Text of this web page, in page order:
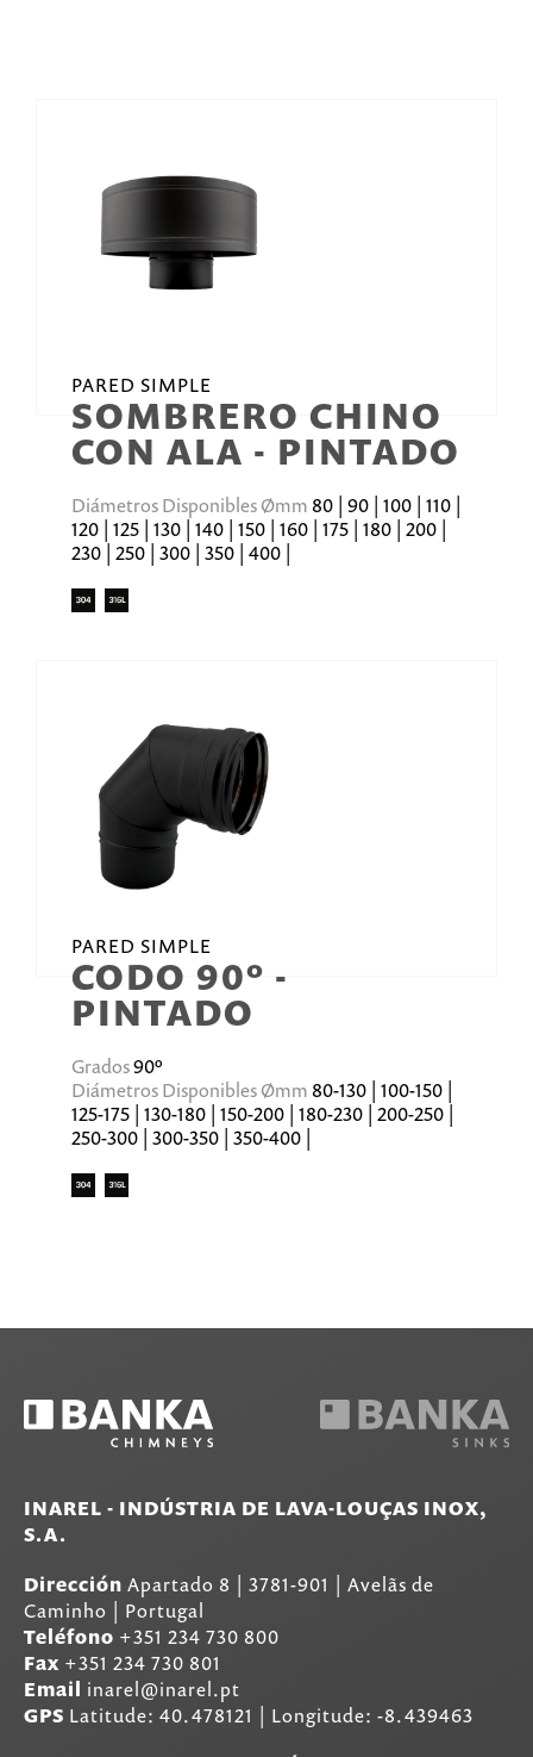
PARED SIMPLE
SOMBRERO CHINO
CON ALA - PINTADO
Diámetros Disponibles Ømm 80 | 90 | 100 | 110 |
120 | 125 | 130 | 140 | 150 | 160 | 175 | 180 | 200 |
230 | 250 | 300 | 350 | 400 |
PARED SIMPLE
CODO 90º -
PINTADO
Grados90º
Diámetros Disponibles Ømm 80-130 | 100-150 |
125-175 | 130-180 | 150-200 | 180-230 | 200-250 |
250-300 | 300-350 | 350-400 |
INAREL - INDÚSTRIA DE LAVA-LOUÇAS INOX,
S.A.
Dirección Apartado 8 3781-901
Avelãs de
Caminho | Portugal
Teléfono +351 234 730 800
Fax +351 234 730 801
Email inarel@inarel.pt
GPS Latitude: 40.478121 | Longitude: -8.439463